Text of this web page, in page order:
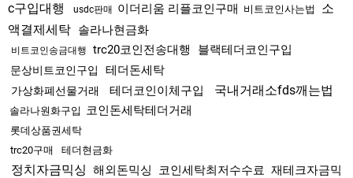
c구입대행
usdc판매 이더리움 리플코인구매 비트코인사는법
소
액결제세탁 솔라나현금화
비트코인송금대행 trc20코인전송대행 블랙테더코인구입
문상비트코인구입 테더돈세탁
가상화폐선물거래 테더코인이체구입 국내거래소fds깨는법
솔라나원화구입 코인돈세탁테더거래
롯데상품권세탁
trc20구매
테더현금화
정치자금믹싱 해외돈믹싱 코인세탁최저수수료 재테크자금믹